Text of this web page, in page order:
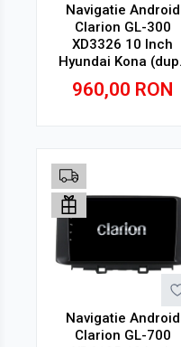
Navigatie Android
Clarion GL-300
XD3326 10 Inch
Hyundai Kona
2017), 2 GB, 32 GB,
IPS
960,00 RON
Navigatie Android
Clarion GL-700